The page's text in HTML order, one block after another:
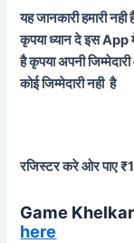
यह जानकारी हमारी
कृपया ध्यान दे इस
है कृपया अपनी
कोई जिम्मेदारी नही है
रजिस्टर करे ओर पाए
Game
here